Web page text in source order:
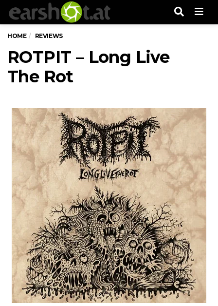
HOME REVIEWS
ROTPIT – Long Live
The Rot